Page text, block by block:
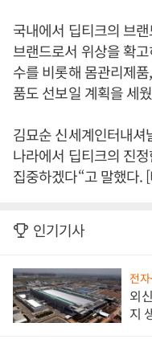
국내에서 딥티크의 브
브랜드로서 위상을 확
수를 비롯해 몸관리제
품도 선보일 계획을 세
김묘순 신세계인터내
나라에서 딥티크의 진
집중하겠다“고 말했다.
인기기사
전자
외
지